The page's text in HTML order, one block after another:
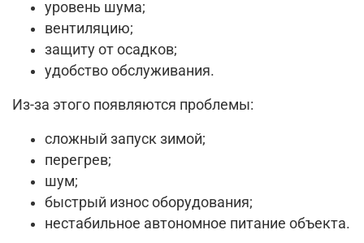
уровень шума;
вентиляцию;
защиту от осадков;
удобство обслуживания.
Из-за этого появляются проблемы:
сложный запуск зимой;
перегрев;
шум;
быстрый износ оборудования;
нестабильное автономное питание объекта.